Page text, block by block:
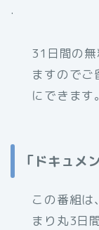
.
31日間の
ますので
にできます。
「ドキュメ
この番組
まり丸3日